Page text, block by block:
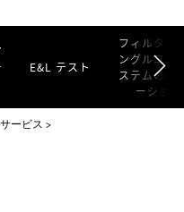
E&L テスト
フィルター
ングルユー
ステムのバ
ーション
ービス